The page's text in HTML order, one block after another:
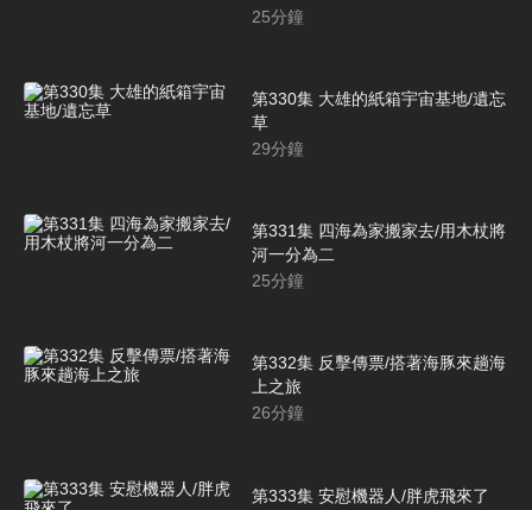
25分鐘
第330集 大雄的紙箱宇宙基地/遺忘
草
29分鐘
第331集 四海為家搬家去/用木杖將
河一分為二
25分鐘
第332集 反擊傳票/搭著海豚來趟海
上之旅
26分鐘
第333集 安慰機器人/胖虎飛來了